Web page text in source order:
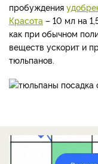
пробуждения
Красота – 10 мл на
как при обычном
веществ ускорит и
тюльпанов.